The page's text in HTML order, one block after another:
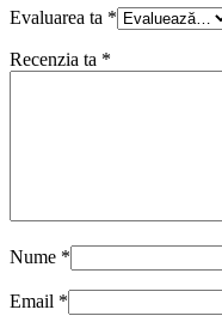
Evaluarea ta *
Recenzia ta *
Nume *
Email *